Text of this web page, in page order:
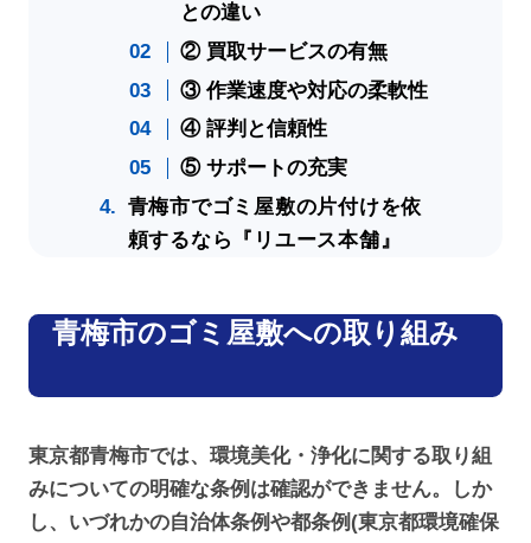
との違い
② 買取サービスの有無
③ 作業速度や対応の柔軟性
④ 評判と信頼性
⑤ サポートの充実
青梅市でゴミ屋敷の片付けを依
頼するなら『リユース本舗』
青梅市のゴミ屋敷への取り組み
東京都青梅市では、環境美化・浄化に関する取り組
みについての明確な条例は確認ができません。しか
し、いづれかの自治体条例や都条例(東京都環境確保